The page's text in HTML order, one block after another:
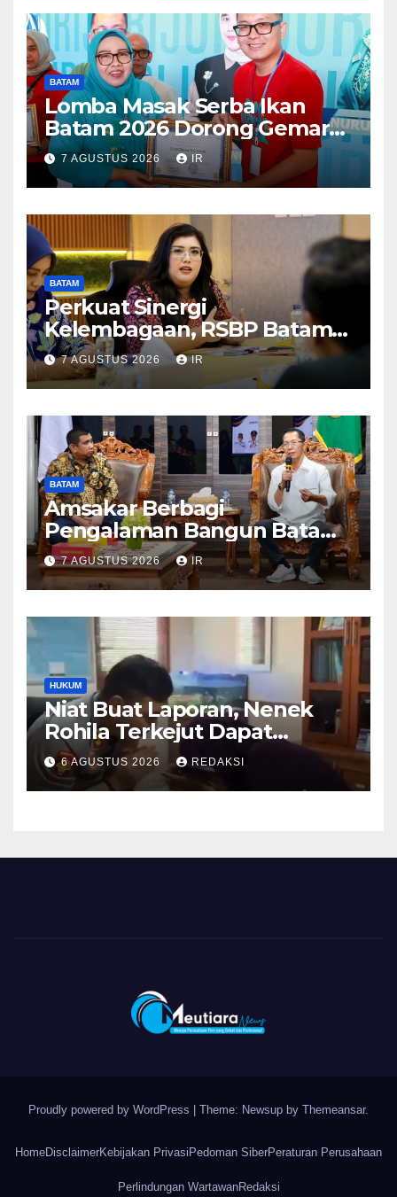
BATAM
Lomba Masak Serba Ikan
Batam 2026 Dorong Gemar
Makan Ikan
7 AGUSTUS 2026 IR
BATAM
Perkuat Sinergi
Kelembagaan, RSBP Batam
dan BPOM Pastikan
Pelayanan dan Ketersediaan
Obat Aman
7 AGUSTUS 2026 IR
BATAM
Amsakar Berbagi
Pengalaman Bangun Batam,
DPRD Dumai Dalami
Pendidikan hingga Investasi
7 AGUSTUS 2026 IR
HUKUM
Niat Buat Laporan, Nenek
Rohila Terkejut Dapat
Bantuan dari Kabid Propam
Kombes Pol Eddwi
6 AGUSTUS 2026 REDAKSI
Proudly powered by WordPress Theme: Newsup by Themeansar.
HomeDisclaimerKebijakan Privasi Pedoman SiberPeraturan Perusahaan
Perlindungan WartawanRedaksi